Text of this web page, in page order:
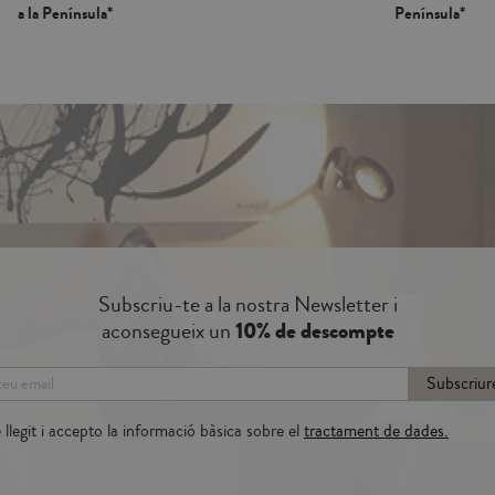
a la Península*
Península*
Subscriu-te a la nostra Newsletter i
aconsegueix un10% de descompte
i accepto la informació bàsica sobre eltractament de dades.